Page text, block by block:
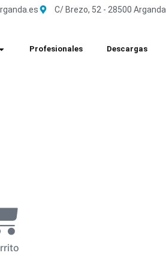
C/ Brezo, 52 - 28500
Profesionales Descargas